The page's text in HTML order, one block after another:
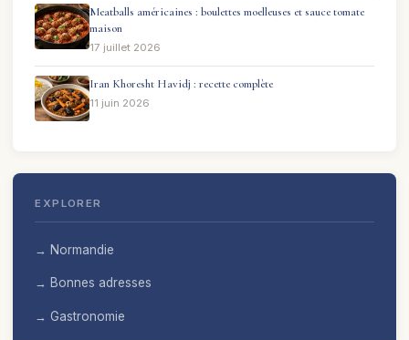
Meatballs américaines : boulettes moelleuses et sauce tomate
maison
17 juillet 2026
Iran Khoresht Havidj : recette complète
11 juin 2026
EXPLORER
→ Normandie
→ Bonnes adresses
→ Gastronomie